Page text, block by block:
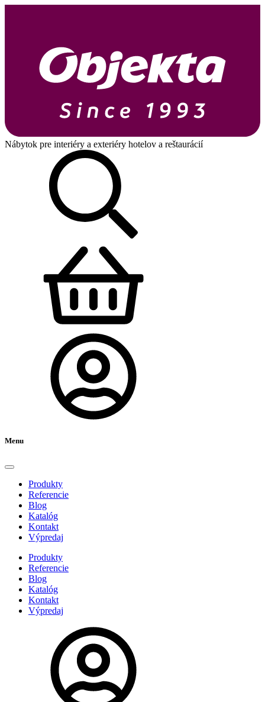
Nábytok pre interiéry a exteriéry hotelov a reštaurácií
Menu
Produkty
Referencie
Blog
Katalóg
Kontakt
Výpredaj
Produkty
Referencie
Blog
Katalóg
Kontakt
Výpredaj